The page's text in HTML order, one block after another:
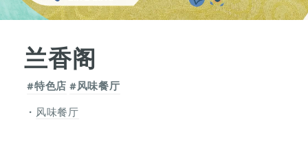
兰香阁
#特色店 #风味餐厅
风味餐厅